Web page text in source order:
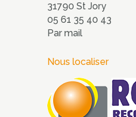
31790 St Jory
05 61 35 40 43
Par mail
Nous localiser